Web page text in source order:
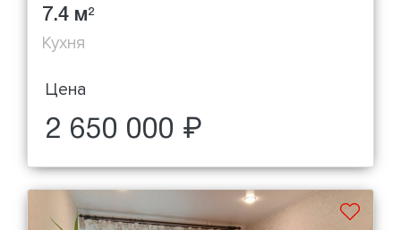
7.4 м2
Кухня
Цена
2 650 000 ₽